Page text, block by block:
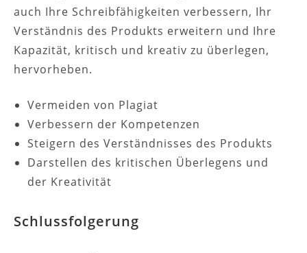
auch Ihre Schreibfähigkeiten verbessern, Ihr
Verständnis des Produkts erweitern und Ihre
Kapazität, kritisch und kreativ zu überlegen,
hervorheben.
Vermeiden von Plagiat
Verbessern der Kompetenzen
Steigern des Verständnisses des Produkts
Darstellen des kritischen Überlegens und
der Kreativität
Schlussfolgerung